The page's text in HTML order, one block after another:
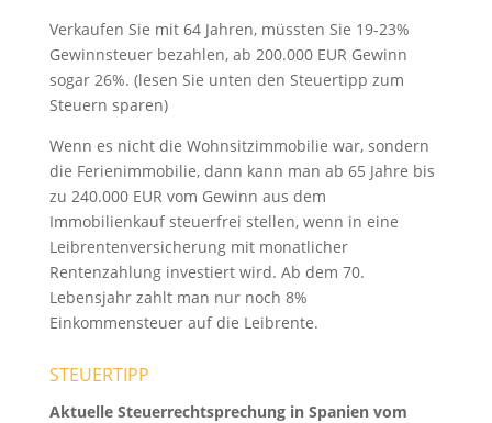
Verkaufen Sie mit 64 Jahren, müssten Sie 19-23%
Gewinnsteuer bezahlen, ab 200.000 EUR Gewinn
sogar 26%. (lesen Sie unten den Steuertipp zum
Steuern sparen)
Wenn es nicht die Wohnsitzimmobilie war, sondern
die Ferienimmobilie, dann kann man ab 65 Jahre bis
zu 240.000 EUR vom Gewinn aus dem
Immobilienkauf steuerfrei stellen, wenn in eine
Leibrentenversicherung mit monatlicher
Rentenzahlung investiert wird. Ab dem 70.
Lebensjahr zahlt man nur noch 8%
Einkommensteuer auf die Leibrente.
STEUERTIPP
Aktuelle Steuerrechtsprechung in Spanien vom